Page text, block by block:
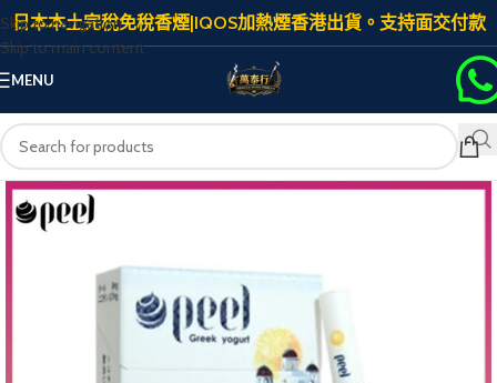
Skip to navigation
Skip to main content
日本本土完稅免稅香煙|IQOS加熱煙香港出貨。支持面交付款
MENU